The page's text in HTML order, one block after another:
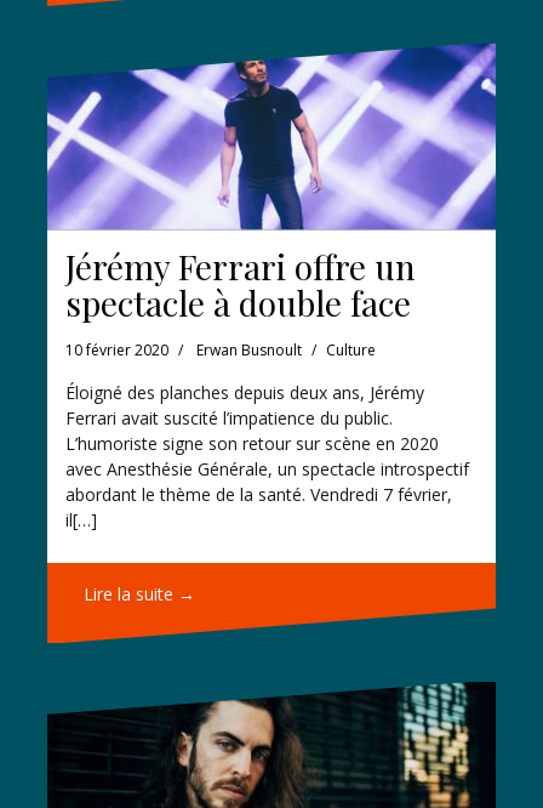
Jérémy Ferrari offre un
spectacle à double face
10 février 2020 Erwan Busnoult Culture
Éloigné des planches depuis deux ans, Jérémy
Ferrari avait suscité l’impatience du public.
L’humoriste signe son retour sur scène en 2020
avec Anesthésie Générale, un spectacle introspectif
abordant le thème de la santé. Vendredi 7 février,
il[…]
Lire la suite →